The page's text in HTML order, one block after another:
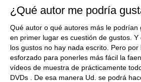
¿Qué autor me podría
Qué autor o qué autores más le podrían
en primer lugar es cuestión de gustos.
los gustos no hay nada escrito. Pero
esforzado para ponerles más fácil la
vídeos de muestra de prácticamente
DVDs . De esa manera Ud. se podrá